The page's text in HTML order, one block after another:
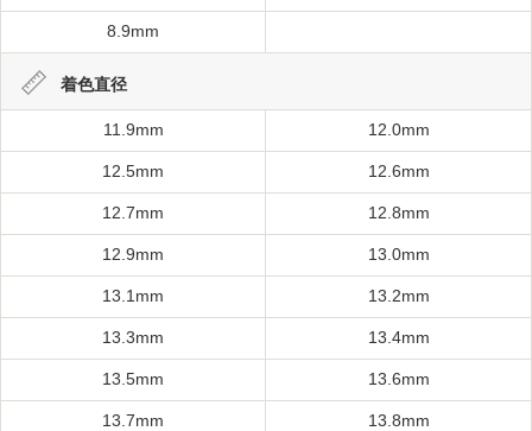
8.9mm
着色直径
11.9mm 12.0mm
12.5mm 12.6mm
12.7mm 12.8mm
12.9mm 13.0mm
13.1mm 13.2mm
13.3mm 13.4mm
13.5mm 13.6mm
13.7mm 13.8mm